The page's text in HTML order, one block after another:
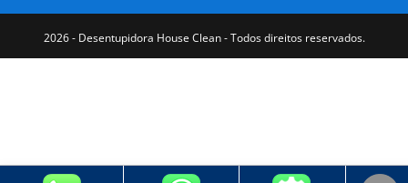
2026 - Desentupidora House Clean - Todos direitos reservados.